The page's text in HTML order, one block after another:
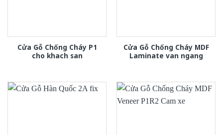
Cửa Gỗ Chống Cháy P1
cho khach san
Cửa Gỗ Chống Cháy MDF
Laminate van ngang